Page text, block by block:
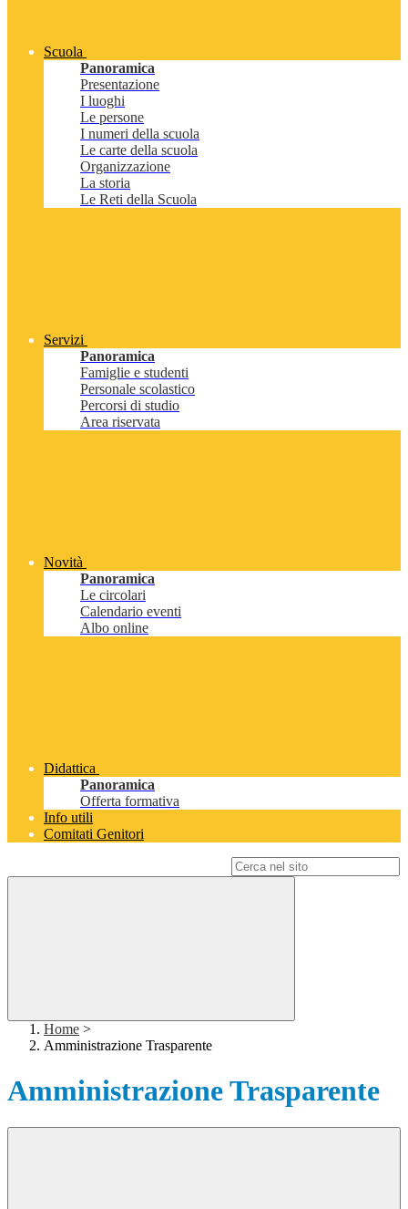
Scuola
Panoramica
Presentazione
I luoghi
Le persone
I numeri della scuola
Le carte della scuola
Organizzazione
La storia
Le Reti della Scuola
Servizi
Panoramica
Famiglie e studenti
Personale scolastico
Percorsi di studio
Area riservata
Novità
Panoramica
Le circolari
Calendario eventi
Albo online
Didattica
Panoramica
Offerta formativa
Info utili
Comitati Genitori
Home >
Amministrazione Trasparente
Amministrazione Trasparente